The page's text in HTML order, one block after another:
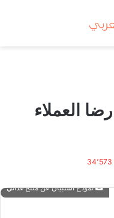
العملاء
نموذج استبيان عن منتج غذائي